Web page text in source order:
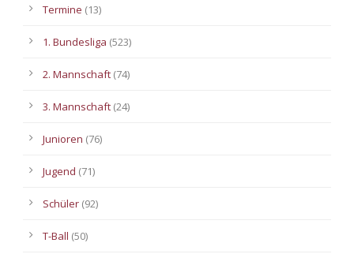
Termine (13)
1. Bundesliga (523)
2. Mannschaft (74)
3. Mannschaft (24)
Junioren (76)
Jugend (71)
Schüler (92)
T-Ball (50)